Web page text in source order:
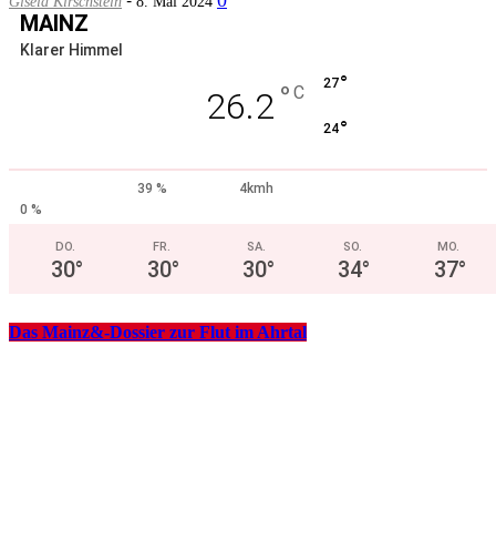
MAINZ
Klarer Himmel
26.2 ° C 27°
24°
39 %
4kmh
0 %
DO.
30°
FR.
30°
SA.
30°
SO.
34°
MO.
37°
Das Mainz&-Dossier zur Flut im Ahrtal